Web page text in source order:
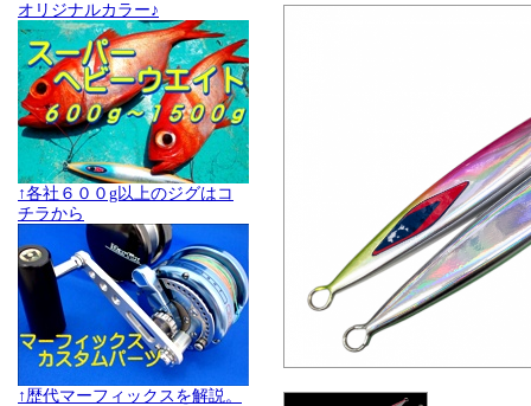
オリジナルカラー♪
↑各社６００g以上のジグはコ
チラから
↑歴代マーフィックスを解説。